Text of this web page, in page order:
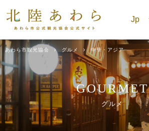
あわら市観光協会 グルメ 中華・アジア
GOURMET
グルメ